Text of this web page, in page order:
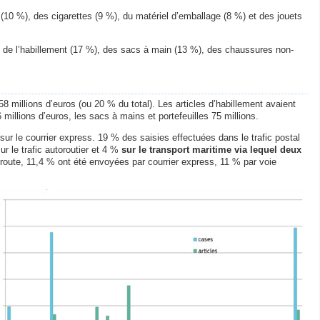
%), des cigarettes (9 %), du matériel d’emballage (8 %) et des jouets
l’habillement (17 %), des sacs à main (13 %), des chaussures non-
millions d’euros (ou 20 % du total). Les articles d’habillement avaient
d’euros, les sacs à mains et portefeuilles 75 millions.
le courrier express. 19 % des saisies effectuées dans le trafic postal
le trafic autoroutier et 4 % sur le transport maritime via lequel deux
11,4 % ont été envoyées par courrier express, 11 % par voie